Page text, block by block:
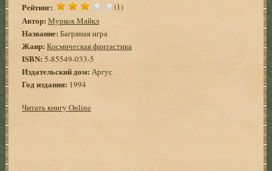
Рейтинг: (1)
Автор: Муркок Майкл
Название: Багряная игра
Жанр: Космическая фантастика
ISBN: 5-85549-033-5
Издательский дом: Аргус
Год издания: 1994
Читать книгу Online